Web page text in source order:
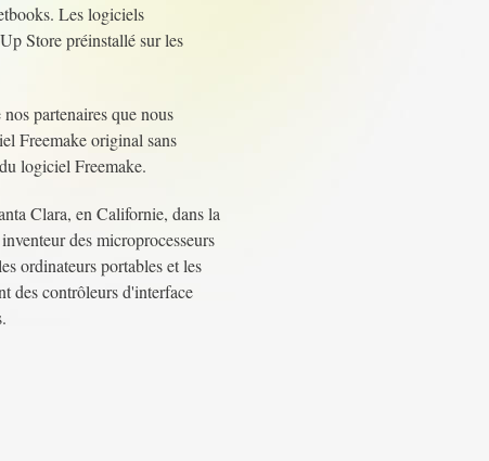
Les logiciels
Store préinstallé sur les
partenaires que nous
Freemake original sans
logiciel Freemake.
Clara, en Californie, dans la
des microprocesseurs
ordinateurs portables et les
des contrôleurs d'interface